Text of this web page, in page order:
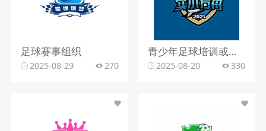
足球赛事组织
2025-08-29 270
青少年足球培训或足球俱乐部行业
2025-08-20 330